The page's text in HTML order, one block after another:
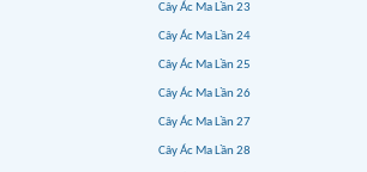
Cây Ác Ma Lần 23
Cây Ác Ma Lần 24
Cây Ác Ma Lần 25
Cây Ác Ma Lần 26
Cây Ác Ma Lần 27
Cây Ác Ma Lần 28